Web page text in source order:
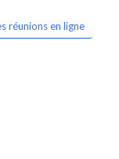
réunions en ligne